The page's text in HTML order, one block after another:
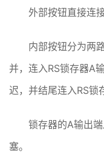
外部按钮直接连
内部按钮分为两
并，连入RS锁存器A
迟，并结尾连入RS锁
锁存器的A输出
塞。